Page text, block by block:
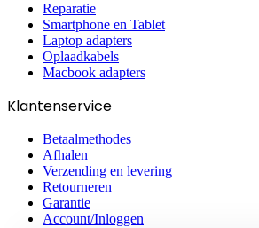
Reparatie
Smartphone en Tablet
Laptop adapters
Oplaadkabels
Macbook adapters
Klantenservice
Betaalmethodes
Afhalen
Verzending en levering
Retourneren
Garantie
Account/Inloggen